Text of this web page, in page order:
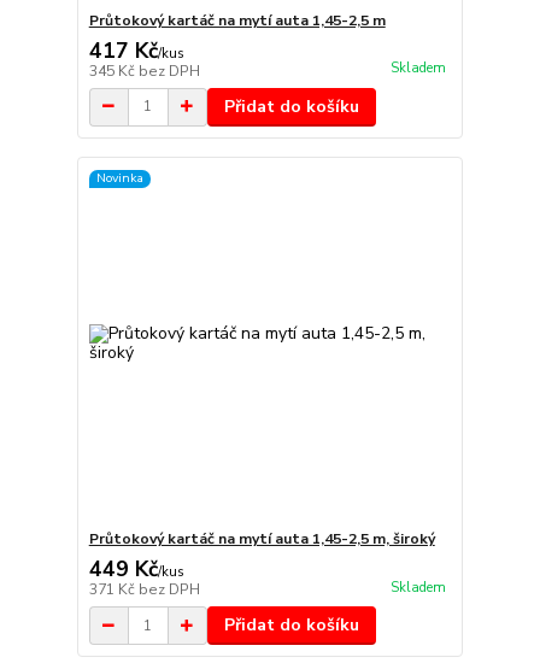
Průtokový kartáč na mytí auta 1,45-2,5 m
417 Kč/kus
345 Kč bez DPH Skladem
Přidat do košíku
Novinka
Průtokový kartáč na mytí auta 1,45-2,5 m, široký
449 Kč/kus
371 Kč bez DPH Skladem
Přidat do košíku